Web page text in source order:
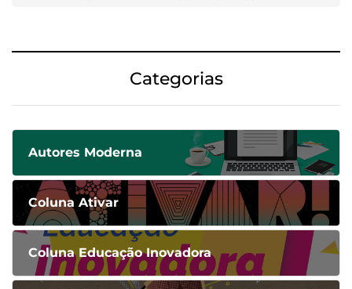
Categorias
Autores Moderna
Coluna Ativar
Coluna Educação Inovadora